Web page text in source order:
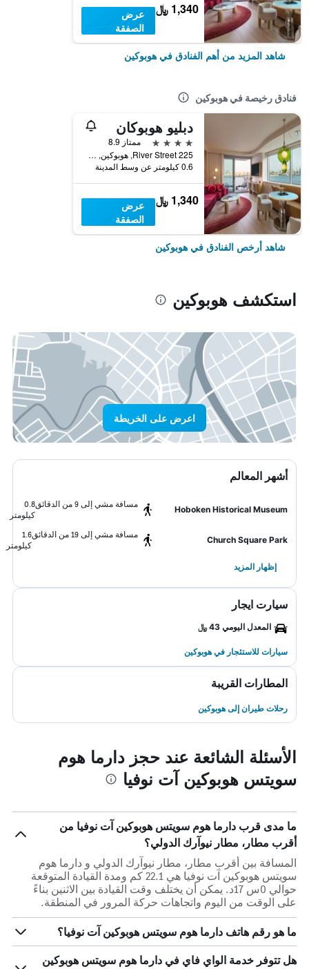
1,340 ﷼
عرض
الصفقة
شاهد المزيد من أهم الفنادق في هوبوكين
فنادق رخيصة في هوبوكين
دبليو هوبوكان
4 نجوم
ممتاز 8.9
225 River Street, هوبوكين, NJ, الولايات المتحدة الأميريكية
0.6 كيلومتر عن وسط المدينة
1,340 ﷼
عرض
الصفقة
شاهد أرخص الفنادق في هوبوكين
استكشف هوبوكين
اعرض على الخريطة
أشهر المعالم
Hoboken Historical Museum
مسافة مشي إلى 9 من الدقائق
0.8
كيلومتر
Church Square Park
مسافة مشي إلى 19 من الدقائق
1.6
كيلومتر
إظهار المزيد
سيارت ايجار
المعدل اليومي 43 ﷼
سيارات للاستئجار في هوبوكين
المطارات القريبة
رحلات طيران إلى هوبوكين
الأسئلة الشائعة عند حجز دارما هوم
سويتس هوبوكين آت نوفيا
ما مدى قرب دارما هوم سويتس هوبوكين آت نوفيا من
أقرب مطار، مطار نيوآرك الدولي؟
المسافة بين أقرب مطار، مطار نيوآرك الدولي و دارما هوم
سويتس هوبوكين آت نوفيا هي 22.1 كم ومدة القيادة المتوقعة
حوالي 0س 17د. يمكن أن يختلف وقت القيادة بين الاثنين بناءً
على الوقت من اليوم واتجاهات حركة المرور في المنطقة.
ما هو رقم هاتف دارما هوم سويتس هوبوكين آت نوفيا؟
هل تتوفر خدمة الواي فاي في دارما هوم سويتس هوبوكين